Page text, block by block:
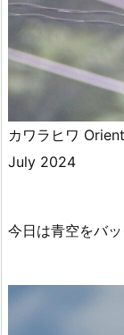
カワラヒワ
July 2024
今日は青空をバッ